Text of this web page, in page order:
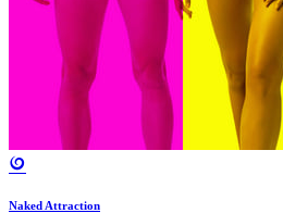
Naked Attraction